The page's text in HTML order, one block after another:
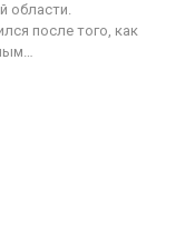
области.
после того, как